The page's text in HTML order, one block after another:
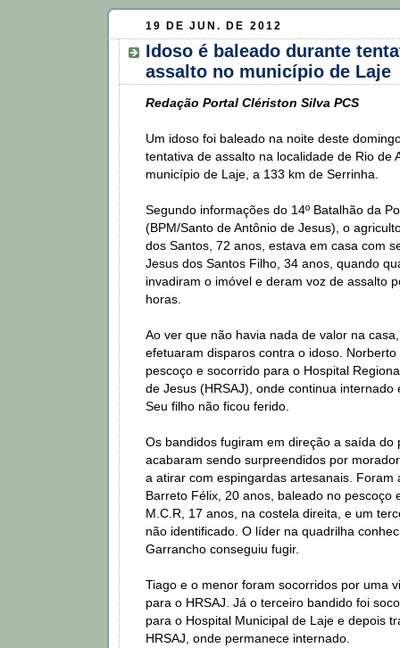
19 DE JUN. DE 2012
Idoso é baleado durante
assalto no município de Laje
Redação Portal Clériston Silva PCS
Um idoso foi baleado na noite deste
tentativa de assalto na localidade de Rio de
município de Laje, a 133 km de Serrinha.
Segundo informações do 14º Batalhão da
(BPM/Santo de Antônio de Jesus), o
dos Santos, 72 anos, estava em casa com
Jesus dos Santos Filho, 34 anos, quando
invadiram o imóvel e deram voz de assalto
horas.
Ao ver que não havia nada de valor na
efetuaram disparos contra o idoso.
pescoço e socorrido para o Hospital
de Jesus (HRSAJ), onde continua internado
Seu filho não ficou ferido.
Os bandidos fugiram em direção a saída do
acabaram sendo surpreendidos por
a atirar com espingardas artesanais. Foram
Barreto Félix, 20 anos, baleado no pescoço
M.C.R, 17 anos, na costela direita, e um
não identificado. O líder na quadrilha
Garrancho conseguiu fugir.
Tiago e o menor foram socorridos por uma
para o HRSAJ. Já o terceiro bandido foi
para o Hospital Municipal de Laje e depois
HRSAJ, onde permanece internado.